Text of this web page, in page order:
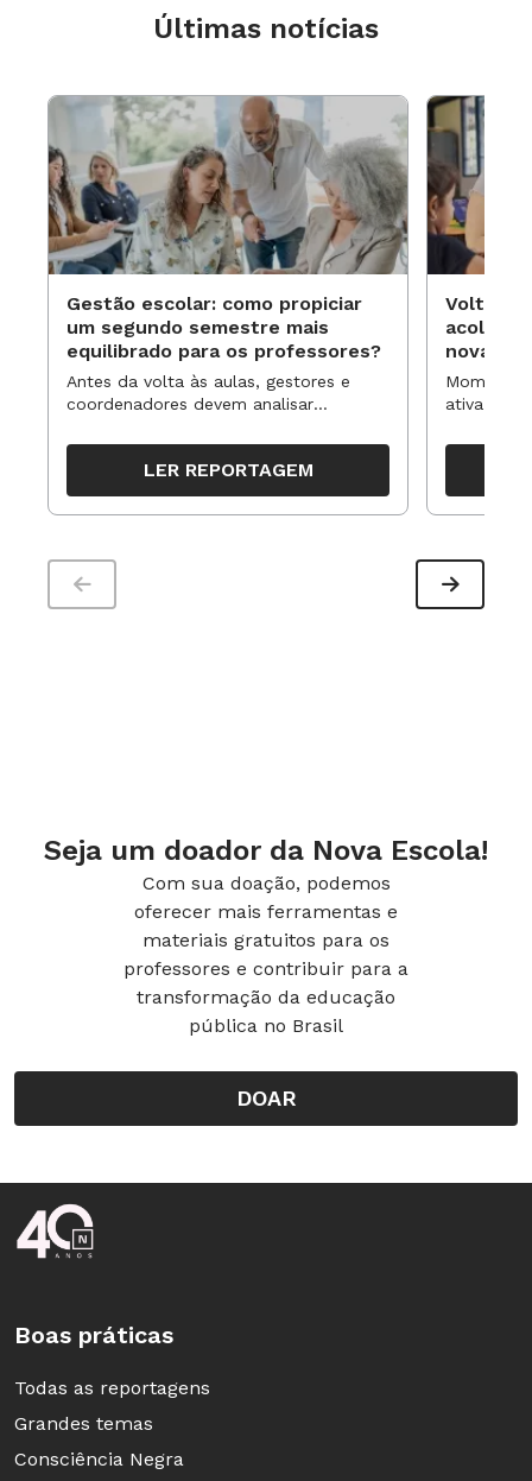
Últimas notícias
Gestão escolar: como propiciar
um segundo semestre mais
equilibrado para os professores?
Antes da volta às aulas, gestores e
coordenadores devem analisar
organizar ações para orientar o
trabalho pedagógico ao longo do
período
LER REPORTAGEM
Volta às
novas
ativa
propostas
Seja um doador da Nova Escola!
Com sua doação, podemos
oferecer mais ferramentas e
materiais gratuitos para os
professores e contribuir para a
transformação da educação
pública no Brasil
DOAR
Rodapé da Nova Escola
Boas práticas
Todas as reportagens
Grandes temas
Consciência Negra